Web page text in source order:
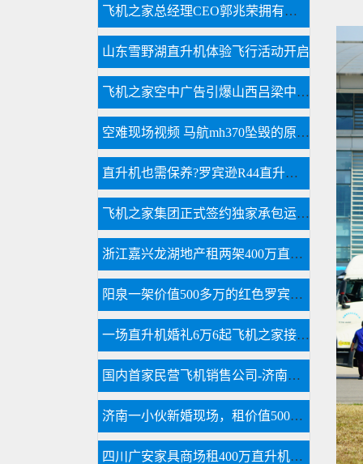
飞机之家总经理CEO郭兆荣拥有近百万粉丝成功需要经过一番磨炼
山东雪野湖直升机体验飞行活动开启
飞机之家空中广告引爆山西吕梁中阳县上空
空难现场视频 马航mh370坠毁的原因 马航空难黑匣子录音
直升机也需保养?罗宾逊R44直升机300小时的定检
飞机之家集团正式签约独家承包运营新疆玉其塔什景区，打造低空旅游新标杆！
浙江嘉兴龙湖地产租两架400万直升机空中看房
阳泉一架价值500多万的红色罗宾逊直升机开展静展活动
一场直升机婚礼6万6起飞机之家接60多场空中婚礼
国内首家民营飞机销售公司-济南凌音飞机销售有限公司
济南一小伙新婚现场，租价值500多万的直升机助阵
四川广安家具商场租400万直升机国庆庆典